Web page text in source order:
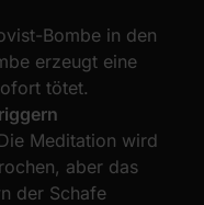
Bombe in den
erzeugt eine
tötet.
Meditation wird
aber das
der Schafe